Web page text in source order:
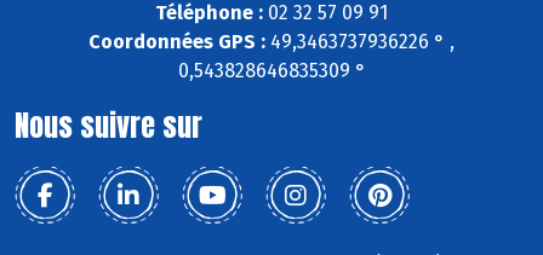
Téléphone : 02 32 57 09 91
Coordonnées GPS : 49,3463737936226 ° ,
0,543828646835309 °
Nous suivre sur